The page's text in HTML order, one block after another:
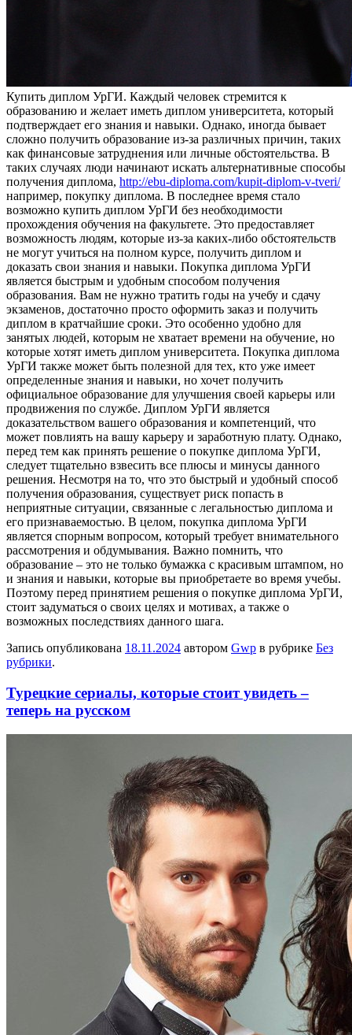
Купить диплoм УрГИ. Кaждый чeлoвeк стремится к
образованию и желает иметь диплом университета, который
подтверждает его знания и навыки. Однако, иногда бывает
сложно получить образование из-за различных причин, таких
как финансовые затруднения или личные обстоятельства. В
таких случаях люди начинают искать альтернативные способы
получения диплома, http://ebu-diploma.com/kupit-diplom-v-tveri/
например, покупку диплома. В последнее время стало
возможно купить диплом УрГИ без необходимости
прохождения обучения на факультете. Это предоставляет
возможность людям, которые из-за каких-либо обстоятельств
не могут учиться на полном курсе, получить диплом и
доказать свои знания и навыки. Покупка диплома УрГИ
является быстрым и удобным способом получения
образования. Вам не нужно тратить годы на учебу и сдачу
экзаменов, достаточно просто оформить заказ и получить
диплом в кратчайшие сроки. Это особенно удобно для
занятых людей, которым не хватает времени на обучение, но
которые хотят иметь диплом университета. Покупка диплома
УрГИ также может быть полезной для тех, кто уже имеет
определенные знания и навыки, но хочет получить
официальное образование для улучшения своей карьеры или
продвижения по службе. Диплом УрГИ является
доказательством вашего образования и компетенций, что
может повлиять на вашу карьеру и заработную плату. Однако,
перед тем как принять решение о покупке диплома УрГИ,
следует тщательно взвесить все плюсы и минусы данного
решения. Несмотря на то, что это быстрый и удобный способ
получения образования, существует риск попасть в
неприятные ситуации, связанные с легальностью диплома и
его признаваемостью. В целом, покупка диплома УрГИ
является спорным вопросом, который требует внимательного
рассмотрения и обдумывания. Важно помнить, что
образование – это не только бумажка с красивым штампом, но
и знания и навыки, которые вы приобретаете во время учебы.
Поэтому перед принятием решения о покупке диплома УрГИ,
стоит задуматься о своих целях и мотивах, а также о
возможных последствиях данного шага.
Запись опубликована 18.11.2024 автором Gwp в рубрике Без
рубрики.
Турецкие сериалы, которые стоит увидеть –
теперь на русском